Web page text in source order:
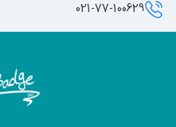
021-77-100629